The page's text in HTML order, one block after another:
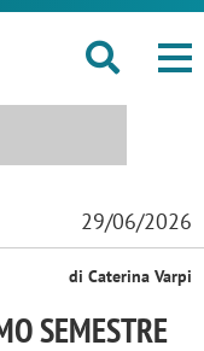
29/06/2026
di Caterina Varpi
SEMESTRE